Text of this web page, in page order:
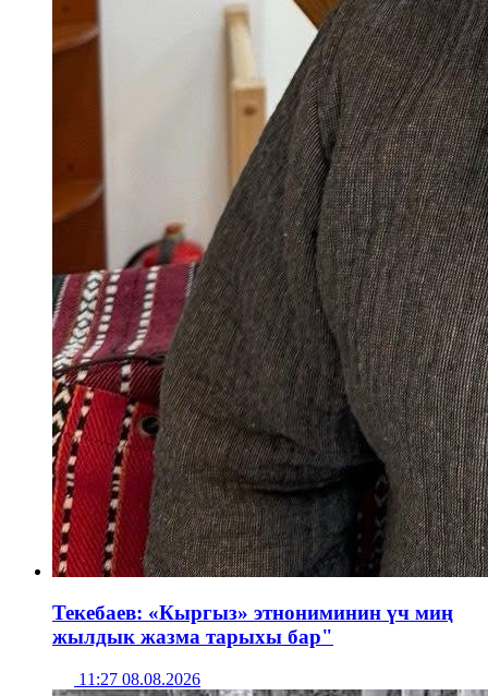
Текебаев: «Кыргыз» этнониминин үч миң
жылдык жазма тарыхы бар"
11:27 08.08.2026